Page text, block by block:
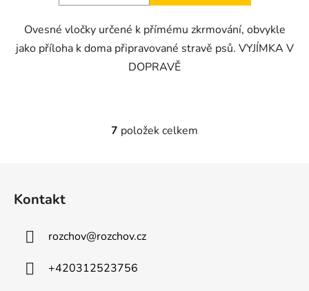
Ovesné vločky určené k přímému zkrmování, obvykle
jako příloha k doma připravované stravě psů. VYJÍMKA V
DOPRAVĚ
O
7 položek celkem
Kontakt
rozchov@rozchov.cz
+420312523756